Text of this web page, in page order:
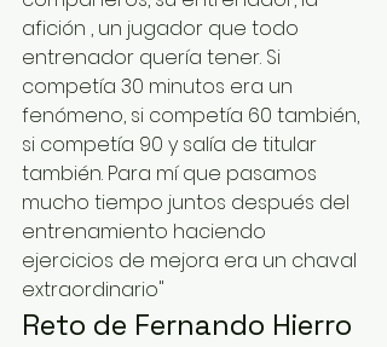
afición , un jugador que todo
entrenador quería tener. Si
competía 30 minutos era un
fenómeno, si competía 60 también,
si competía 90 y salía de titular
también. Para mí que pasamos
mucho tiempo juntos después del
entrenamiento haciendo
ejercicios de mejora era un chaval
extraordinario"
Reto de Fernando Hierro